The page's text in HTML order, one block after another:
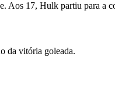
17, Hulk partiu para a
da vitória goleada.